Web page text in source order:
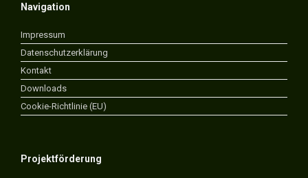
Navigation
Impressum
Datenschutzerklärung
Kontakt
Downloads
Cookie-Richtlinie (EU)
Projektförderung